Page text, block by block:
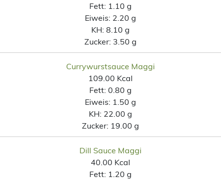
Fett: 1.10 g
Eiweis: 2.20 g
KH: 8.10 g
Zucker: 3.50 g
Currywurstsauce Maggi
109.00 Kcal
Fett: 0.80 g
Eiweis: 1.50 g
KH: 22.00 g
Zucker: 19.00 g
Dill Sauce Maggi
40.00 Kcal
Fett: 1.20 g